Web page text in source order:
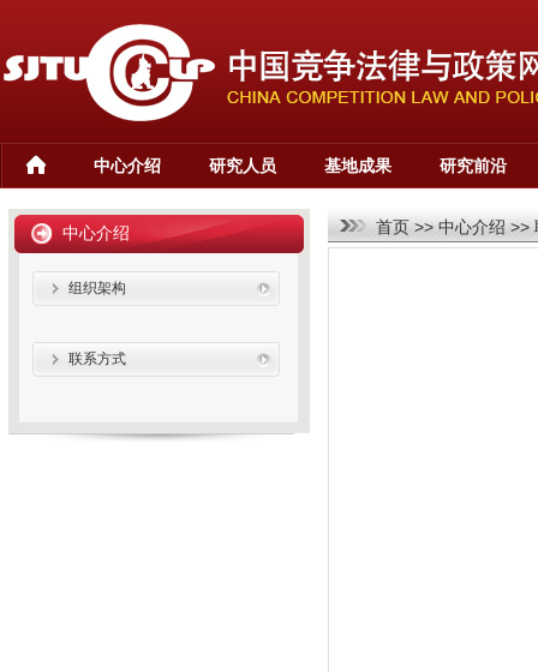
中心介绍 研究人员 基地成果 研究前沿
首页>>中心介绍>>
中心介绍
组织架构
联系方式